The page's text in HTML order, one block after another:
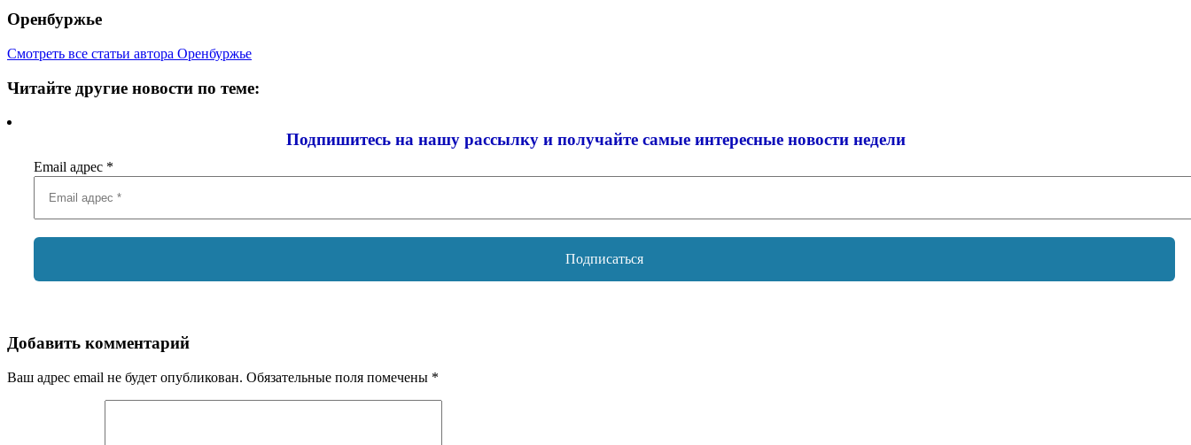
Оренбуржье
Смотреть все статьи автора Оренбуржье
Читайте другие новости по теме:
Подпишитесь на нашу рассылку и получайте самые интересные новости недели
Email адрес *
Добавить комментарий
Ваш адрес email не будет опубликован. Обязательные поля помечены *